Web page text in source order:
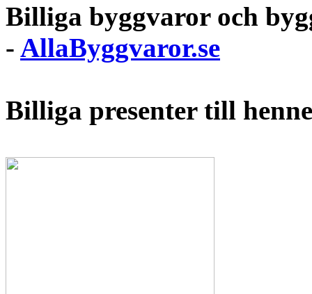
Billiga byggvaror och
- AllaByggvaror.se
Billiga presenter till